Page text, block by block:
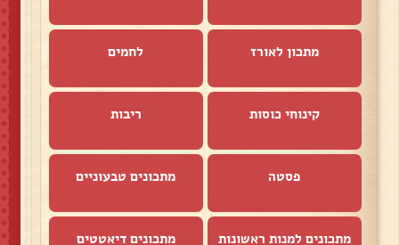
מתכון לאורז לחמים
קינוחי כוסות ריבות
פסטה מתכונים טבעוניים
מתכונים למנות ראשונות מתכונים דיאטטים